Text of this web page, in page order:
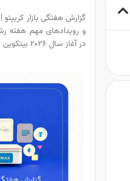
و رویدادهای مهم هفته
در آغاز سال ۲۰۲۶ بیتکوین